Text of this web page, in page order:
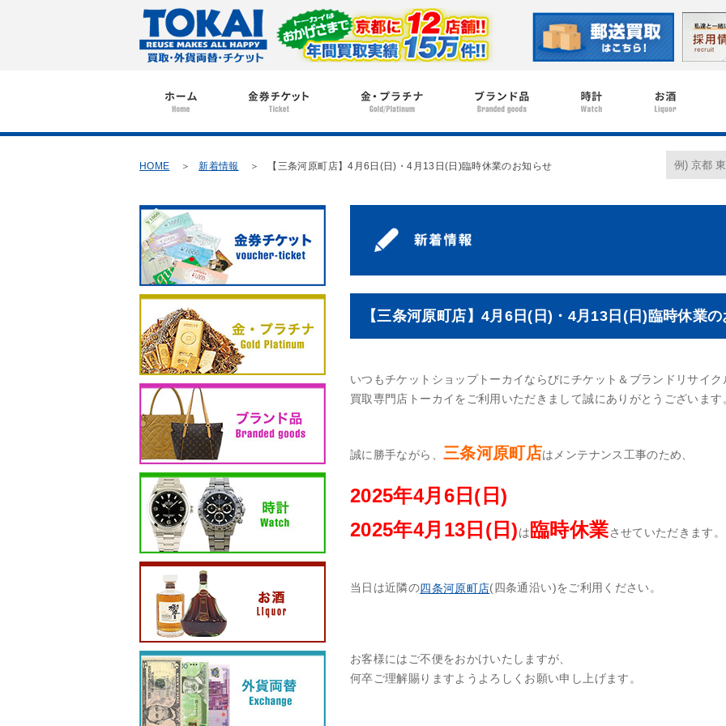
HOME 新着情報 【三条河原町店】4月6日(日)・4月13日(日)臨時休業のお知らせ
【三条河原町店】4月6日(日)・4月13日(日)臨時休業
いつもチケットショップトーカイならびにチケット＆ブランドリサイク
買取専門店トーカイをご利用いただきまして誠にありがとうございます
誠に勝手ながら、 三条河原町店はメンテナンス工事のため、
2025年4月6日(日)
2025年4月13日(日)は 臨時休業させていただきます。
当日は近隣の四条河原町店(四条通沿い)をご利用ください。
お客様にはご不便をおかけいたしますが、
何卒ご理解賜りますようよろしくお願い申し上げます。